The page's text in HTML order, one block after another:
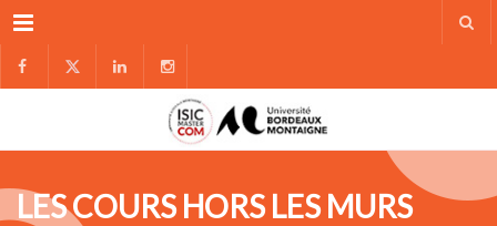
Menu
LES COURS HORS LES MURS